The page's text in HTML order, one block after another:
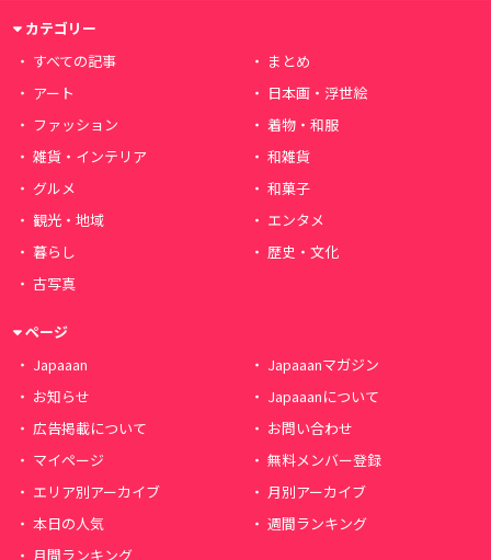
カテゴリー
すべての記事
まとめ
アート
日本画・浮世絵
ファッション
着物・和服
雑貨・インテリア
和雑貨
グルメ
和菓子
観光・地域
エンタメ
暮らし
歴史・文化
古写真
ページ
Japaaan
Japaaanマガジン
お知らせ
Japaaanについて
広告掲載について
お問い合わせ
マイページ
無料メンバー登録
エリア別アーカイブ
月別アーカイブ
本日の人気
週間ランキング
月間ランキング